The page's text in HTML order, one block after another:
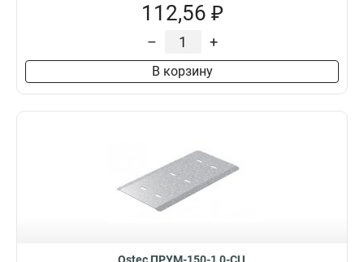
112,56 ₽
– +
В корзину